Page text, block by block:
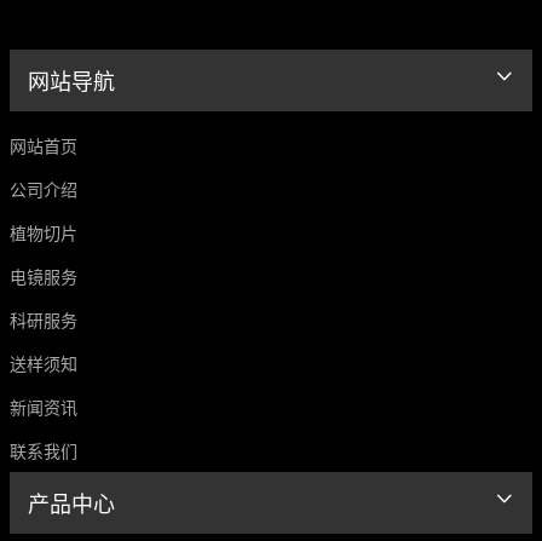
网站导航
网站首页
公司介绍
植物切片
电镜服务
科研服务
送样须知
新闻资讯
联系我们
产品中心